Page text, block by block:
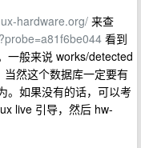
hardware.org/来查
看到
一般来说 works/detected
然这个数据库一定要有
。如果没有的话，可以考
live 引导，然后 hw-